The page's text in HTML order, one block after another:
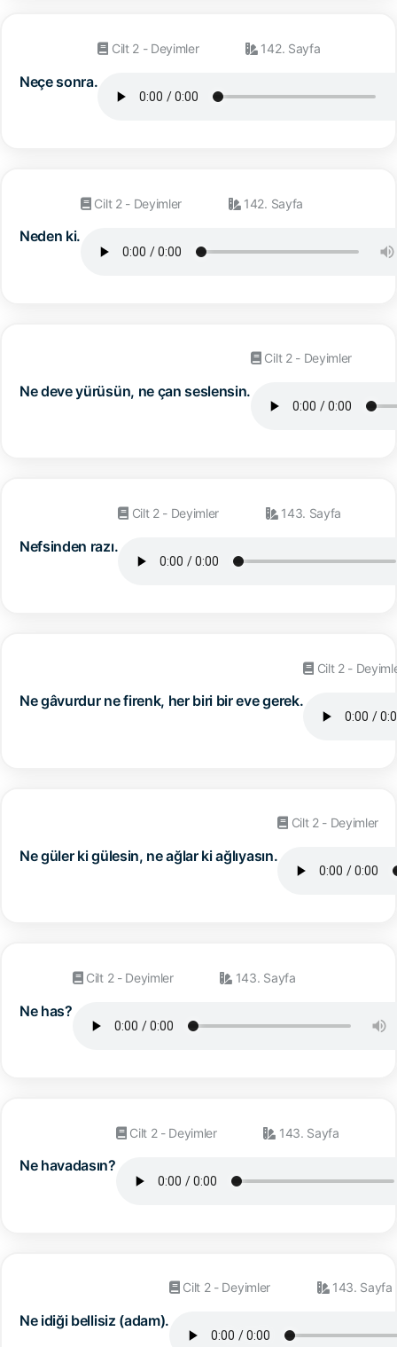
Neçe sonra.
Cilt 2 - Deyimler 142. Sayfa
Neden ki.
Cilt 2 - Deyimler 142. Sayfa
Ne deve yürüsün, ne çan seslensin.
Cilt 2 - Deyimler
Nefsinden razı.
Cilt 2 - Deyimler 143. Sayfa
Ne gâvurdur ne firenk, her biri bir eve gerek.
Cilt 2 -
Ne güler ki gülesin, ne ağlar ki ağlıyasın.
Cilt 2 - Deyimler
Ne has?
Cilt 2 - Deyimler 143. Sayfa
Ne havadasın?
Cilt 2 - Deyimler 143. Sayfa
Ne idiği bellisiz (adam).
Cilt 2 - Deyimler 143. Sayfa